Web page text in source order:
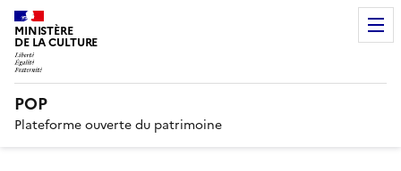
MINISTÈRE
DE LA CULTURE
POP
Plateforme ouverte du patrimoine